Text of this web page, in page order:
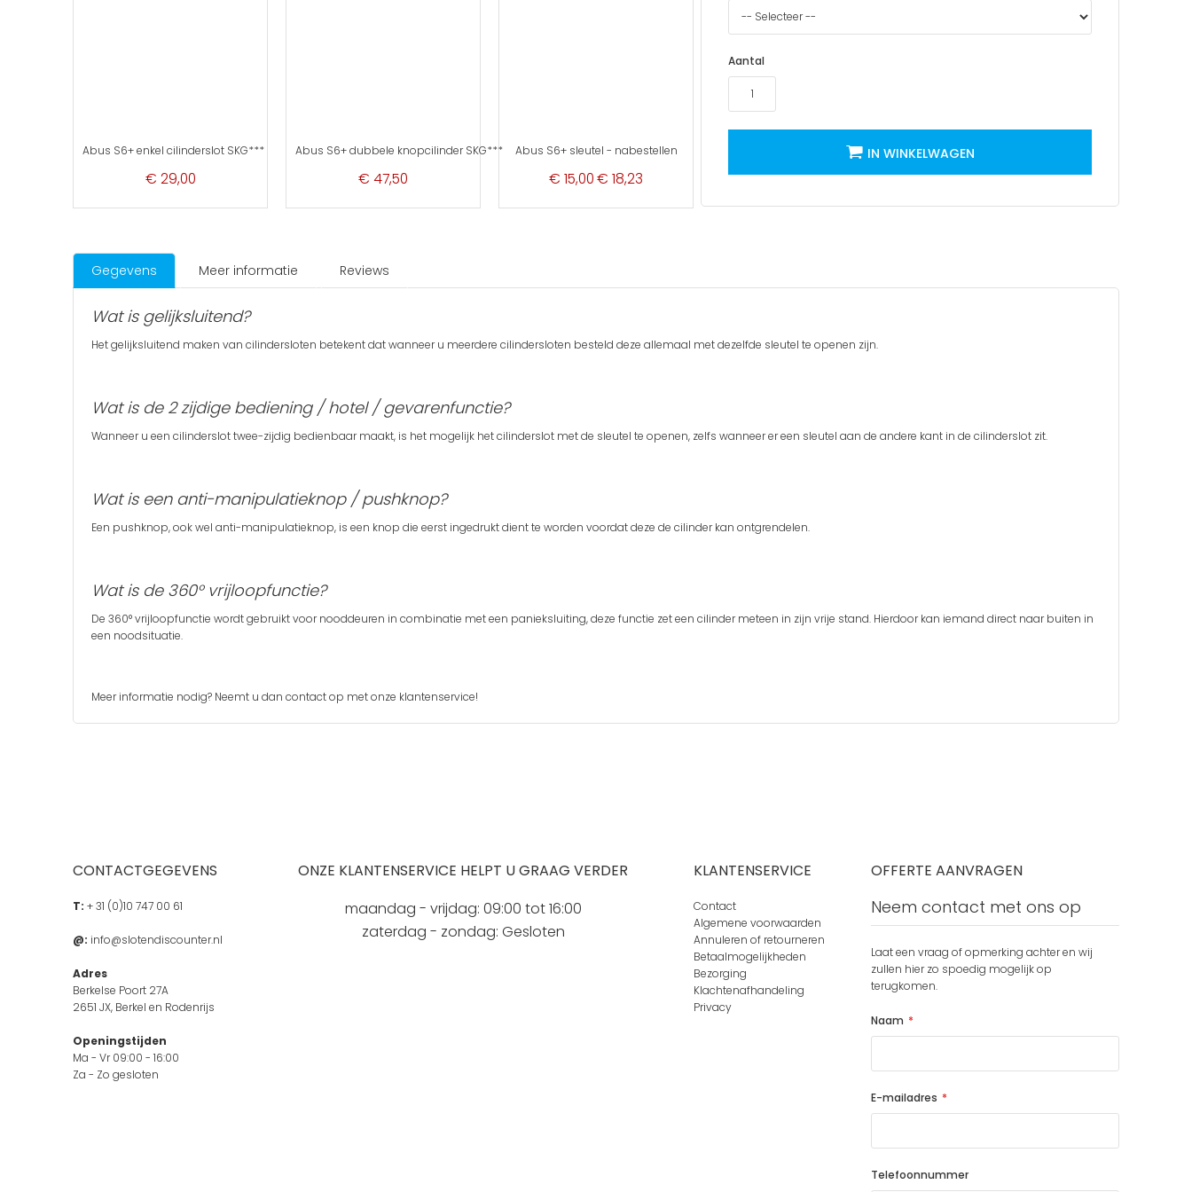
Aantal
IN WINKELWAGEN
Abus S6+ enkel cilinderslot SKG***
€ 29,00
Abus S6+ dubbele knopcilinder SKG***
€ 47,50
Abus S6+ sleutel - nabestellen
Special
€ 15,00€ 18,23
Gegevens
Wat is gelijksluitend?
Het gelijksluitend maken van cilindersloten betekent dat wanneer u meerdere cilindersloten besteld deze allemaal met dezelfde sleutel te openen zijn.
Wat is de 2 zijdige bediening / hotel / gevarenfunctie?
Wanneer u een cilinderslot twee-zijdig bedienbaar maakt, is het mogelijk het cilinderslot met de sleutel te openen, zelfs wanneer er een sleutel aan de andere kant in de cilinderslot zit.
Wat is een anti-manipulatieknop / pushknop?
Een pushknop, ook wel anti-manipulatieknop, is een knop die eerst ingedrukt dient te worden voordat deze de cilinder kan ontgrendelen.
Wat is de 360° vrijloopfunctie?
De 360° vrijloopfunctie wordt gebruikt voor nooddeuren in combinatie met een panieksluiting, deze functie zet een cilinder meteen in zijn vrije stand. Hierdoor kan iemand direct naar buiten in
een noodsituatie.
Meer informatie nodig? Neemt u dan contactop met onze klantenservice!
Meer informatie Reviews
CONTACTGEGEVENS
T: + 31 (0)10 747 00 61
@: info@slotendiscounter.nl
Adres
Berkelse Poort 27A
2651 JX, Berkel en Rodenrijs
Openingstijden
Ma - Vr 09:00 - 16:00
Za - Zo gesloten
ONZE KLANTENSERVICE HELPT U GRAAG VERDER
maandag - vrijdag: 09:00 tot 16:00
zaterdag - zondag: Gesloten
KLANTENSERVICE
Contact
Algemene voorwaarden
Annuleren of retourneren
Betaalmogelijkheden
Bezorging
Klachtenafhandeling
Privacy
OFFERTE AANVRAGEN
Neem contact met ons op
Laat een vraag of opmerking achter en wij
zullen hier zo spoedig mogelijk op
terugkomen.
Naam
E-mailadres
Telefoonnummer